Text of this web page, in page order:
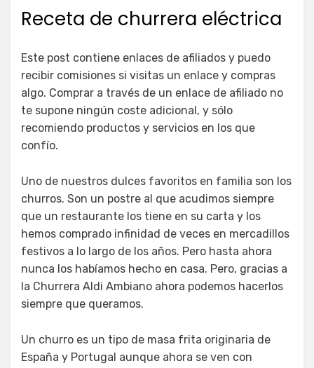
Receta de churrera eléctrica
Este post contiene enlaces de afiliados y puedo
recibir comisiones si visitas un enlace y compras
algo. Comprar a través de un enlace de afiliado no
te supone ningún coste adicional, y sólo
recomiendo productos y servicios en los que
confío.
Uno de nuestros dulces favoritos en familia son los
churros. Son un postre al que acudimos siempre
que un restaurante los tiene en su carta y los
hemos comprado infinidad de veces en mercadillos
festivos a lo largo de los años. Pero hasta ahora
nunca los habíamos hecho en casa. Pero, gracias a
la Churrera Aldi Ambiano ahora podemos hacerlos
siempre que queramos.
Un churro es un tipo de masa frita originaria de
España y Portugal aunque ahora se ven con